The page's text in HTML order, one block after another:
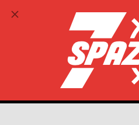
ABBONATI